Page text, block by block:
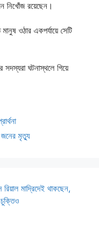
নিখোঁজ রয়েছেন।
ওঠার একপর্যায়ে সেটি
সদস্যরা ঘটনাস্থলে গিয়ে
জনের মৃত্যু
রিয়াল মাদ্রিদেই থাকছেন,